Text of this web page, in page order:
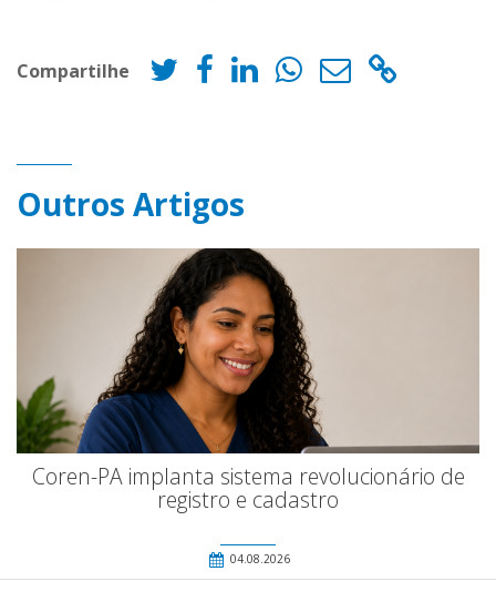
Compartilhe
Outros Artigos
Coren-PA implanta sistema revolucionário de
registro e cadastro
04.08.2026